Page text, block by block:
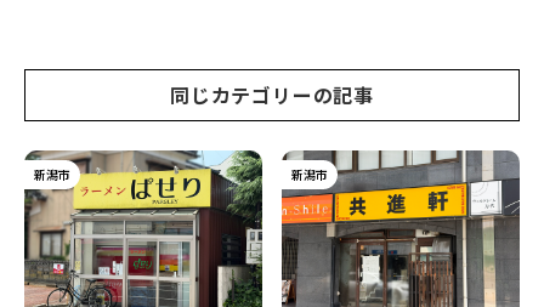
同じカテゴリーの記事
新潟市 新潟市